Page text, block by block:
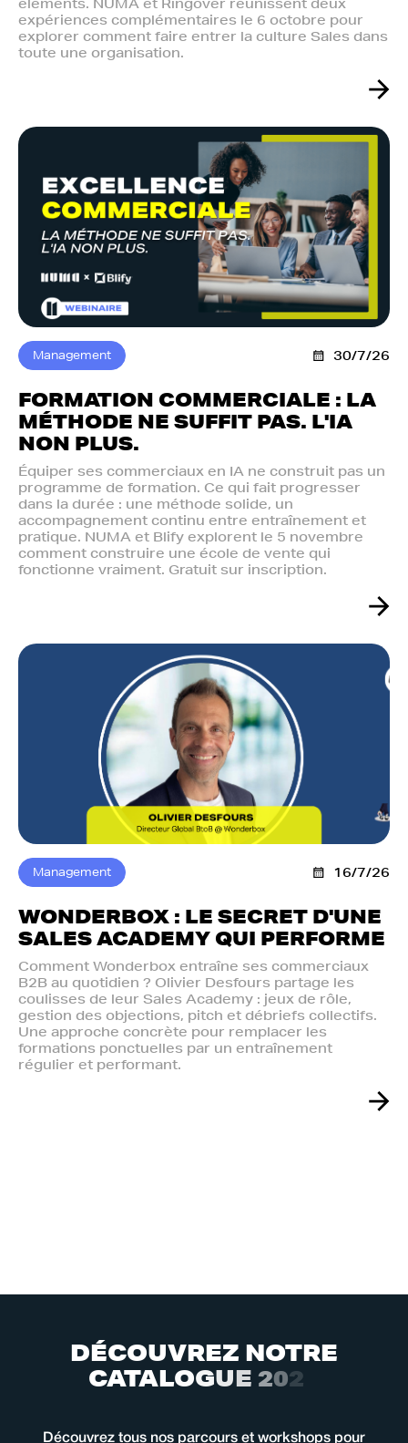
éléments. NUMA et Ringover réunissent deux
expériences complémentaires le 6 octobre pour
explorer comment faire entrer la culture Sales dans
toute une organisation.
Management 30/7/26
FORMATION COMMERCIALE : LA
MÉTHODE NE SUFFIT PAS. L'IA
NON PLUS.‍
Équiper ses commerciaux en IA ne construit pas un
programme de formation. Ce qui fait progresser
dans la durée : une méthode solide, un
accompagnement continu entre entraînement et
pratique. NUMA et Blify explorent le 5 novembre
comment construire une école de vente qui
fonctionne vraiment. Gratuit sur inscription.
Management 16/7/26
WONDERBOX : LE SECRET D'UNE
SALES ACADEMY QUI PERFORME
Comment Wonderbox entraîne ses commerciaux
B2B au quotidien ? Olivier Desfours partage les
coulisses de leur Sales Academy : jeux de rôle,
gestion des objections, pitch et débriefs collectifs.
Une approche concrète pour remplacer les
formations ponctuelles par un entraînement
régulier et performant.
DÉCOUVREZ NOTRE
CATALOGUE 202
Découvrez tous nos parcours et workshops pour